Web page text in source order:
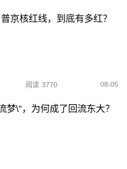
京核红线，到底有多红？
阅读 3770 08-05
梦\"，为何成了回流东大？